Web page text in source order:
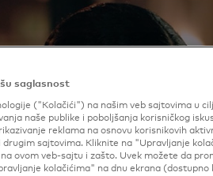
saglasnost
("Kolačići") na našim veb sajtovima u
naše publike i poboljšanja korisničkog
reklama na osnovu korisnikovih
sajtovima. Kliknite na "Upravljanje
ovom veb-sajtu i zašto. Uvek možete da
kolačićima" na dnu ekrana (dostupno